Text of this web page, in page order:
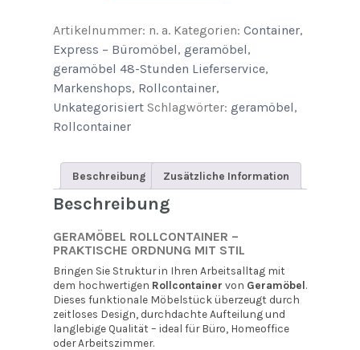
600mm
quantity
Artikelnummer: n. a. Kategorien: Container,
Express – Büromöbel, geramöbel,
geramöbel 48-Stunden Lieferservice,
Markenshops, Rollcontainer,
Unkategorisiert Schlagwörter: geramöbel,
Rollcontainer
Beschreibung Zusätzliche Information
Beschreibung
GERAMÖBEL ROLLCONTAINER –
PRAKTISCHE ORDNUNG MIT STIL
Bringen Sie Struktur in Ihren Arbeitsalltag mit
dem hochwertigen Rollcontainer von Geramöbel.
Dieses funktionale Möbelstück überzeugt durch
zeitloses Design, durchdachte Aufteilung und
langlebige Qualität – ideal für Büro, Homeoffice
oder Arbeitszimmer.